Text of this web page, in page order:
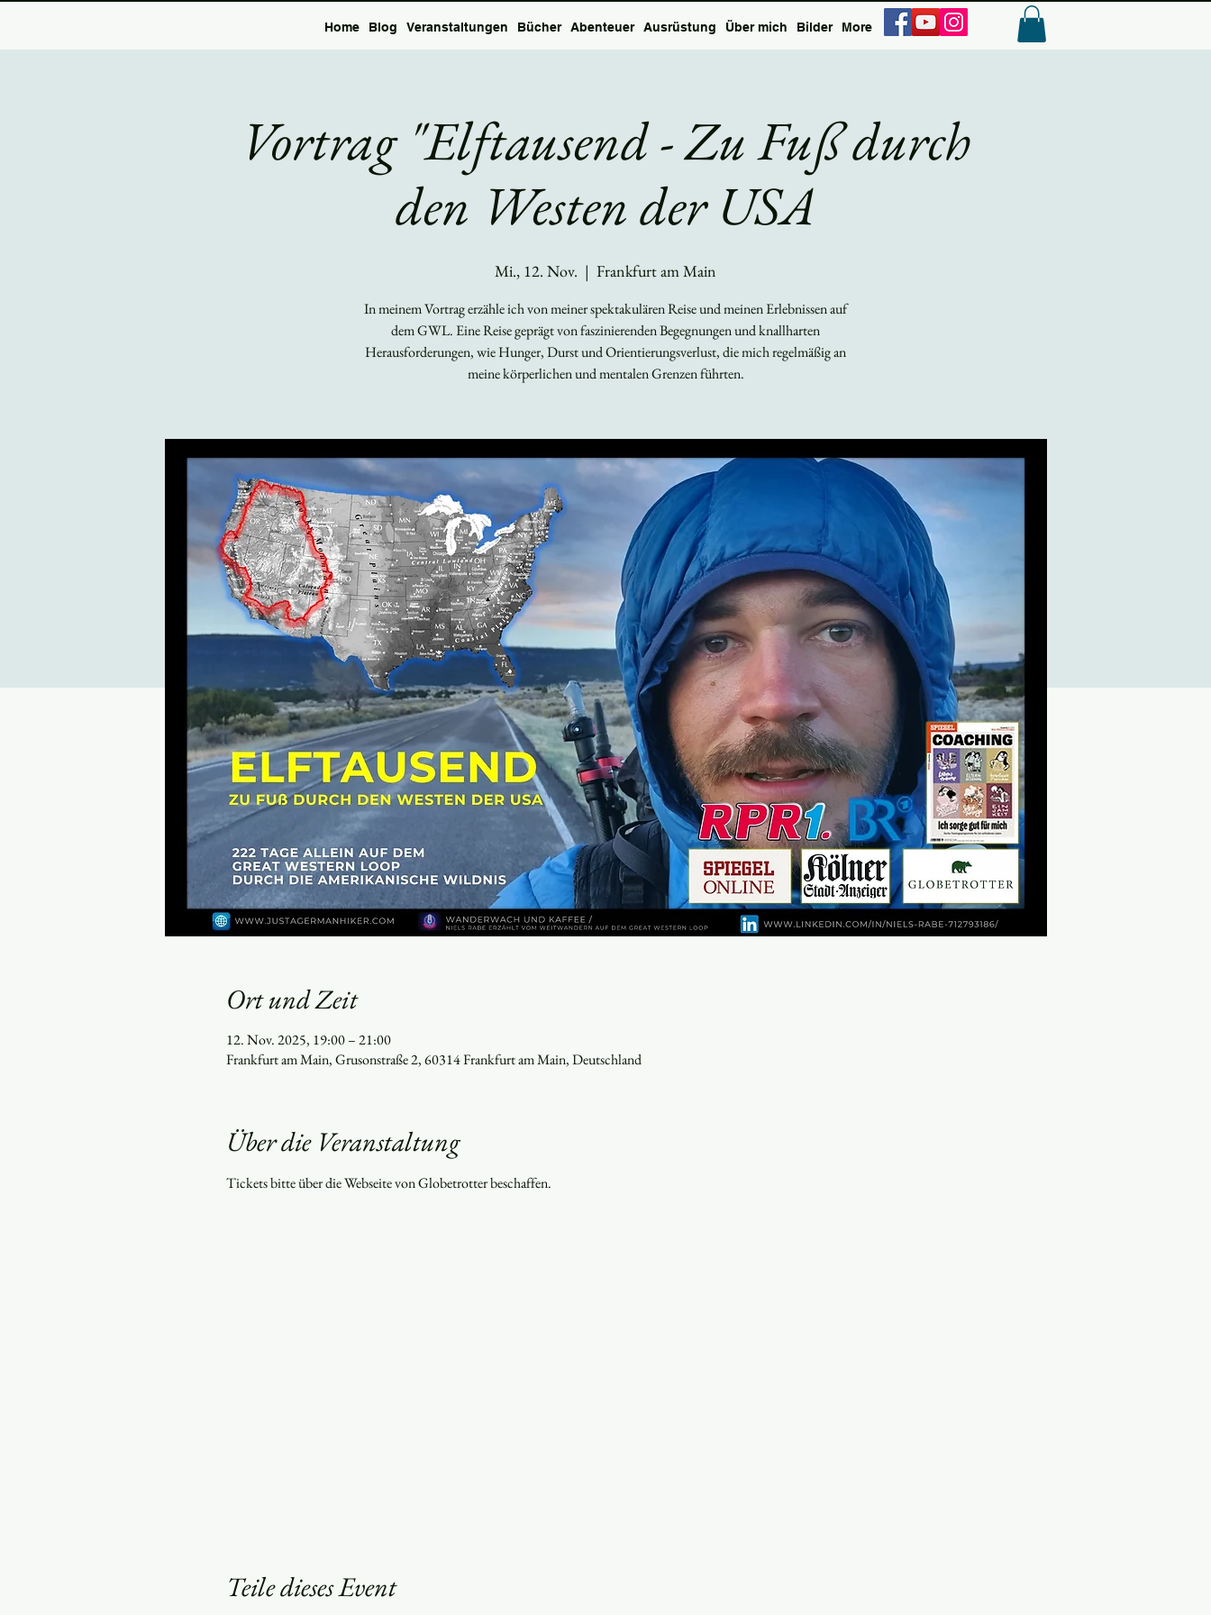
Home Blog Veranstaltungen Bücher Abenteuer Ausrüstung Über mich Bilder More
Vortrag "Elftausend - Zu Fuß durch
den Westen der USA
Mi., 12. Nov.
  |
Frankfurt am Main
In meinem Vortrag erzähle ich von meiner spektakulären Reise und meinen Erlebnissen auf
dem GWL. Eine Reise geprägt von faszinierenden Begegnungen und knallharten
Herausforderungen, wie Hunger, Durst und Orientierungsverlust, die mich regelmäßig an
meine körperlichen und mentalen Grenzen führten.
Ort und Zeit
12. Nov. 2025, 19:00 – 21:00
Frankfurt am Main, Grusonstraße 2, 60314 Frankfurt am Main, Deutschland
Über die Veranstaltung
Tickets bitte über die Webseite von Globetrotter beschaffen.
Teile dieses Event